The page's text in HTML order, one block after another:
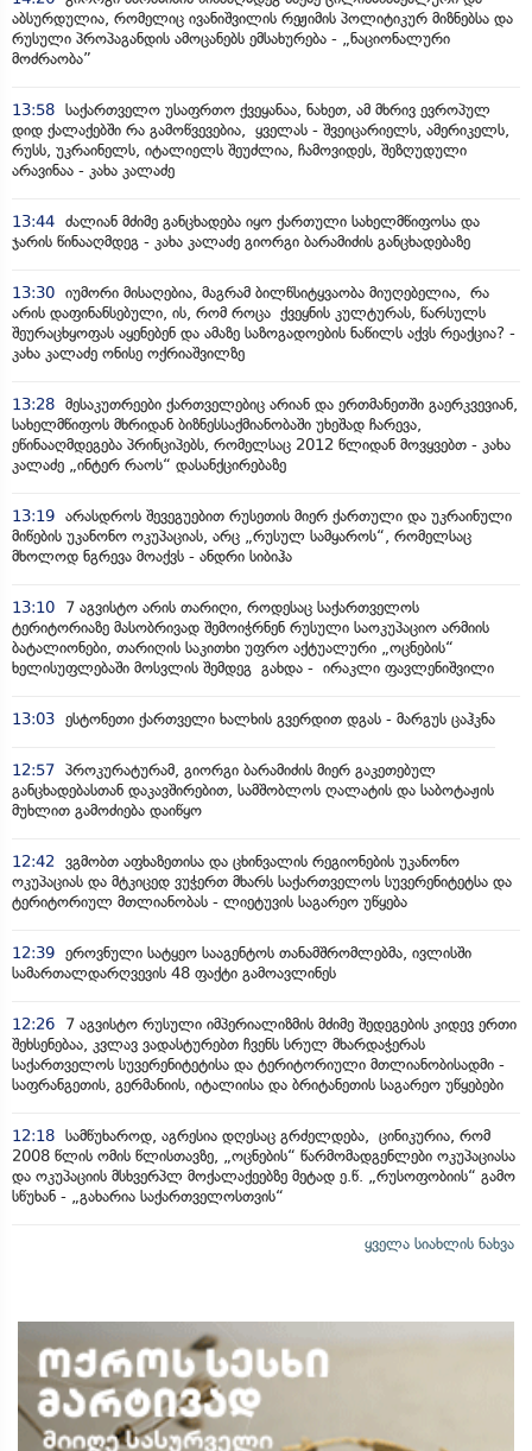
აბსურდულია, რომელიც ივანიშვილის რეჟიმის პოლიტიკურ მიზნებსა და
რუსული პროპაგანდის ამოცანებს ემსახურება - „ნაციონალური
მოძრაობა”
13:58 საქართველო უსაფრთო ქვეყანაა, ნახეთ, ამ მხრივ ევროპულ
დიდ ქალაქებში რა გამოწვევებია, ყველას - შვეიცარიელს, ამერიკელს,
რუსს, უკრაინელს, იტალიელს შეუძლია, ჩამოვიდეს, შეზღუდული
არავინაა - კახა კალაძე
13:44 ძალიან მძიმე განცხადება იყო ქართული სახელმწიფოსა და
ჯარის წინააღმდეგ - კახა კალაძე გიორგი ბარამიძის განცხადებაზე
13:30 იუმორი მისაღებია, მაგრამ ბილწსიტყვაობა მიუღებელია, რა
არის დაფინანსებული, ის, რომ როცა ქვეყნის კულტურას, წარსულს
შეურაცხყოფას აყენებენ და ამაზე საზოგადოების ნაწილს აქვს რეაქცია? -
კახა კალაძე ონისე ოქრიაშვილზე
13:28 მესაკუთრეები ქართველებიც არიან და ერთმანეთში გაერკვევიან,
სახელმწიფოს მხრიდან ბიზნესსაქმიანობაში უხეშად ჩარევა,
ეწინააღმდეგება პრინციპებს, რომელსაც 2012 წლიდან მოვყვებთ - კახა
კალაძე „ინტერ რაოს“ დასანქცირებაზე
13:19 არასდროს შევეგუებით რუსეთის მიერ ქართული და უკრაინული
მიწების უკანონო ოკუპაციას, არც „რუსულ სამყაროს“, რომელსაც
მხოლოდ ნგრევა მოაქვს - ანდრი სიბიჰა
13:10
7 აგვისტო არის თარიღი, როდესაც საქართველოს
ტერიტორიაზე მასობრივად შემოიჭრნენ რუსული საოკუპაციო არმიის
ბატალიონები, თარიღის საკითხი უფრო აქტუალური „ოცნების“
ხელისუფლებაში მოსვლის შემდეგ გახდა - ირაკლი ფავლენიშვილი
13:03 ესტონეთი ქართველი ხალხის გვერდით დგას - მარგუს ცაჰკნა
12:57 პროკურატურამ, გიორგი ბარამიძის მიერ გაკეთებულ
განცხადებასთან დაკავშირებით, სამშობლოს ღალატის და საბოტაჟის
მუხლით გამოძიება დაიწყო
12:42
ვგმობთ აფხაზეთისა და ცხინვალის რეგიონების უკანონო
ოკუპაციას და მტკიცედ ვუჭერთ მხარს საქართველოს სუვერენიტეტსა და
ტერიტორიულ მთლიანობას - ლიეტუვის საგარეო უწყება
12:39 ეროვნული სატყეო სააგენტოს თანამშრომლებმა, ივლისში
სამართალდარღვევის 48 ფაქტი გამოავლინეს
12:26
7 აგვისტო რუსული იმპერიალიზმის მძიმე შედეგების კიდევ ერთი
შეხსენებაა, კვლავ ვადასტურებთ ჩვენს სრულ მხარდაჭერას
საქართველოს სუვერენიტეტისა და ტერიტორიული მთლიანობისადმი -
საფრანგეთის, გერმანიის, იტალიისა და ბრიტანეთის საგარეო უწყებები
12:18 სამწუხაროდ, აგრესია დღესაც გრძელდება, ცინიკურია, რომ
2008 წლის ომის წლისთავზე, „ოცნების“ წარმომადგენლები ოკუპაციასა
და ოკუპაციის მსხვერპლ მოქალაქეებზე მეტად ე.წ. „რუსოფობიის“ გამო
სწუხან - „გახარია საქართველოსთვის“
ყველა სიახლის ნახვა